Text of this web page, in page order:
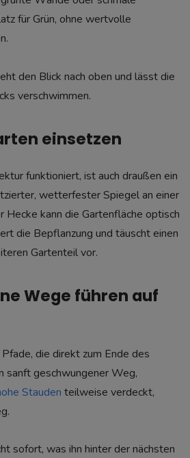
für Grün, ohne wertvolle
den Blick nach oben und lässt die
verschwimmen.
einsetzen
funktioniert, ist auch draußen ein
wetterfester Spiegel an einer
Hecke kann die Gartenfläche optisch
die Bepflanzung und täuscht einen
Gartenteil vor.
Wege führen auf
die direkt zum Ende des
sanft geschwungener Weg,
Stauden teilweise verdeckt,
sofort, was ihn hinter der nächsten